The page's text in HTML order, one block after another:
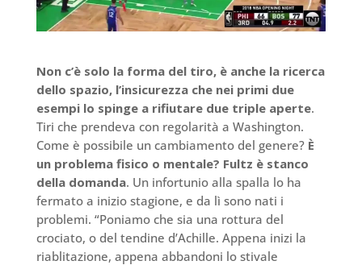
Non c’è solo la forma del tiro, è anche la ricerca
dello spazio, l’insicurezza che nei primi due
esempi lo spinge a rifiutare due triple aperte.
Tiri che prendeva con regolarità a Washington.
Come è possibile un cambiamento del genere? È
un problema fisico o mentale? Fultz è stanco
della domanda. Un infortunio alla spalla lo ha
fermato a inizio stagione, e da lì sono nati i
problemi. “Poniamo che sia una rottura del
crociato, o del tendine d’Achille. Appena inizi la
riablitazione, appena abbandoni lo stivale